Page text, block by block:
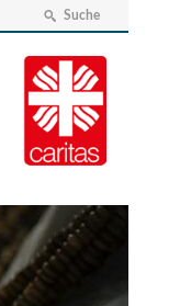
Suche